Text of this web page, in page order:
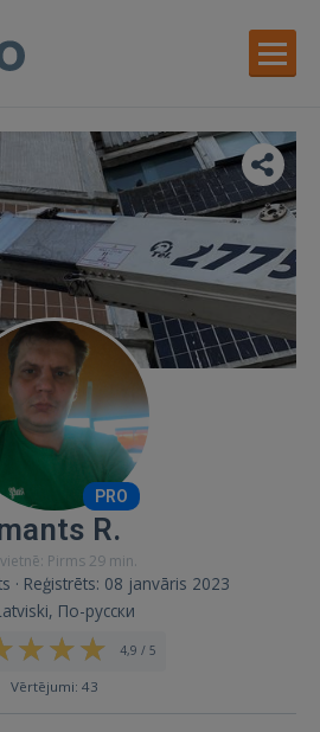
PRO
R.
Pirms 29 min.
· Reģistrēts: 08 janvāris 2023
По-русски
4,9 / 5
Vērtējumi: 43